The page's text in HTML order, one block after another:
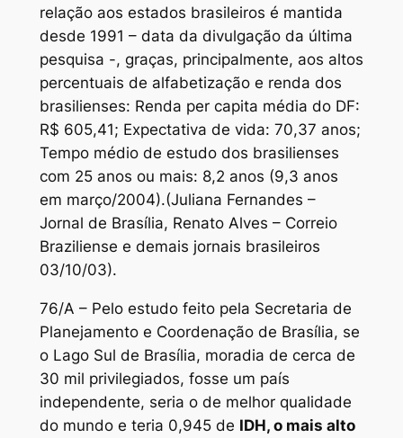
relação aos estados brasileiros é mantida
desde 1991 – data da divulgação da última
pesquisa -, graças, principalmente, aos altos
percentuais de alfabetização e renda dos
brasilienses: Renda per capita média do DF:
R$ 605,41; Expectativa de vida: 70,37 anos;
Tempo médio de estudo dos brasilienses
com 25 anos ou mais: 8,2 anos (9,3 anos
em março/2004).(Juliana Fernandes –
Jornal de Brasília, Renato Alves – Correio
Braziliense e demais jornais brasileiros
03/10/03).
76/A – Pelo estudo feito pela Secretaria de
Planejamento e Coordenação de Brasília, se
o Lago Sul de Brasília, moradia de cerca de
30 mil privilegiados, fosse um país
independente, seria o de melhor qualidade
do mundo e teria 0,945 de IDH, o mais alto